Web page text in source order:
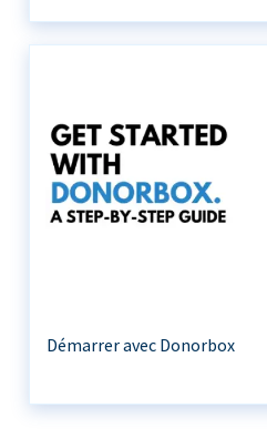
Démarrer avec Donorbox